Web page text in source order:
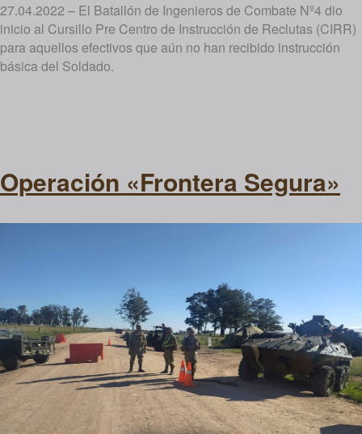
27.04.2022 – El Batallón de Ingenieros de Combate Nº4 dio
inicio al Cursillo Pre Centro de Instrucción de Reclutas (CIRR)
para aquellos efectivos que aún no han recibido instrucción
básica del Soldado.
Operación «Frontera Segura»